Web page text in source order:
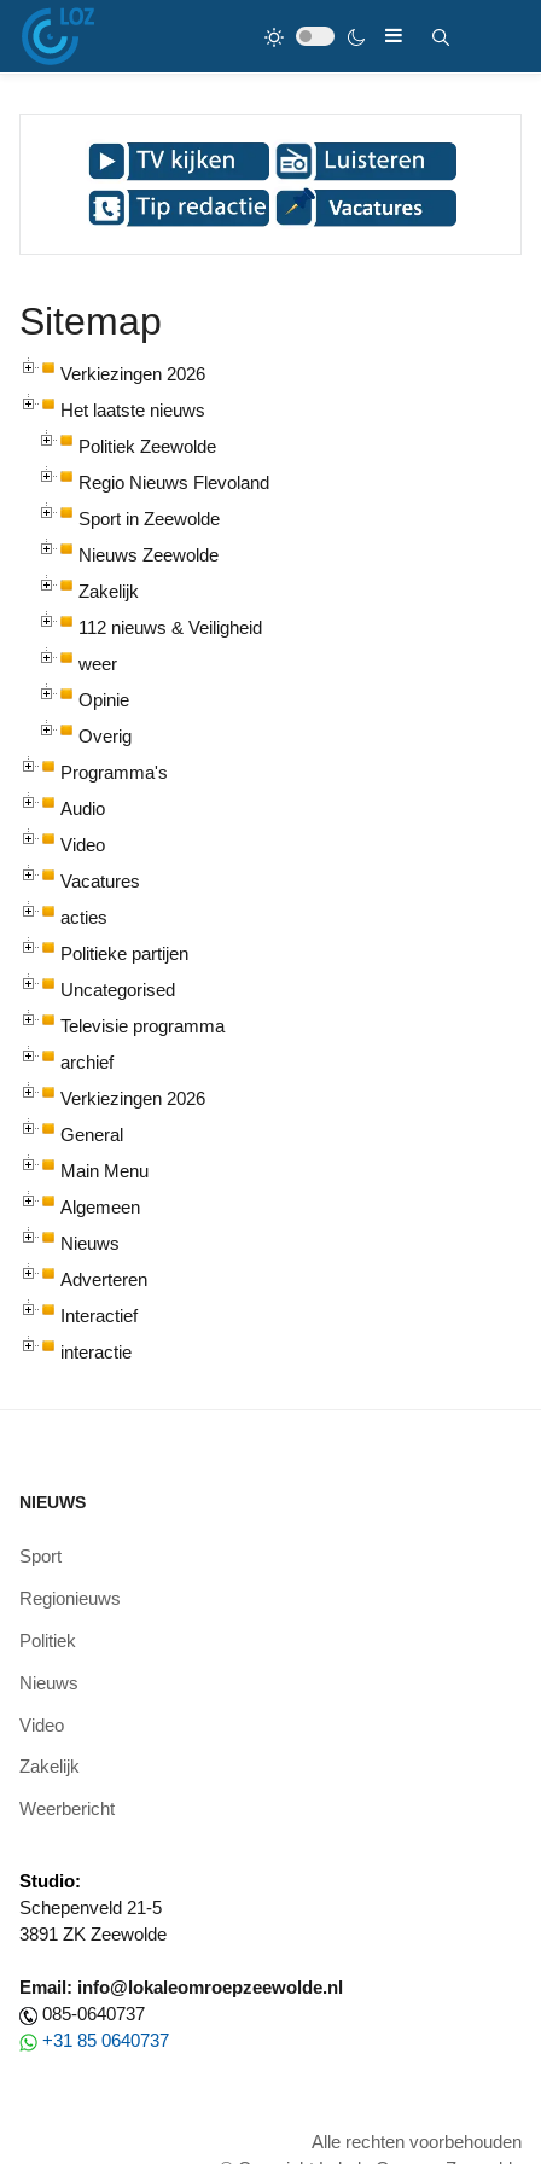
Sitemap
Verkiezingen 2026
Het laatste nieuws
Politiek Zeewolde
Regio Nieuws Flevoland
Sport in Zeewolde
Nieuws Zeewolde
Zakelijk
112 nieuws & Veiligheid
weer
Opinie
Overig
Programma's
Audio
Video
Vacatures
acties
Politieke partijen
Uncategorised
Televisie programma
archief
Verkiezingen 2026
General
Main Menu
Algemeen
Nieuws
Adverteren
Interactief
interactie
NIEUWS
Sport
Regionieuws
Politiek
Nieuws
Video
Zakelijk
Weerbericht
Studio:
Schepenveld 21-5
3891 ZK Zeewolde
Email: info@lokaleomroepzeewolde.nl
085-0640737
+31 85 0640737
Alle rechten voorbehouden